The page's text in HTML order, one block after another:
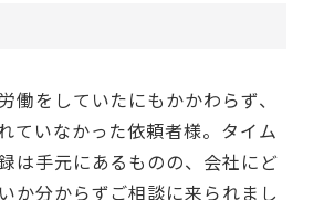
働をしていたにもかかわらず、
ていなかった依頼者様。タイム
は手元にあるものの、会社にど
か分からずご相談に来られまし